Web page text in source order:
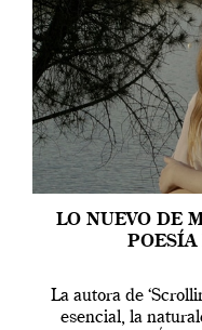
LO NUEVO DE
POESÍA
La autora de
esencial, la